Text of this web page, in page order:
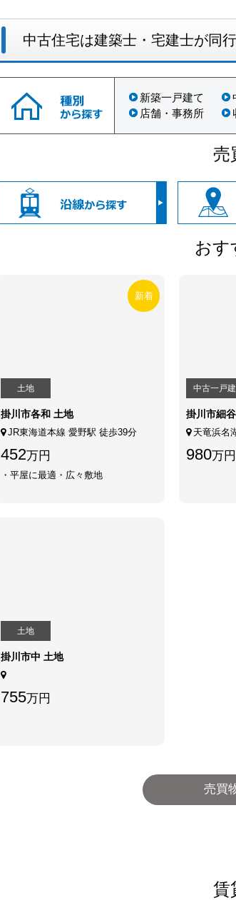
中古住宅は建築士・宅建士が同
新築一戸建て
店舗・事務所
売
おす
土地
掛川市各和 土地
JR東海道本線 愛野駅 徒歩39分
452万円
・平屋に最適・広々敷地
新着
中古一戸
掛川市細
天竜浜名
980万円
土地
掛川市中 土地
755万円
売買
賃